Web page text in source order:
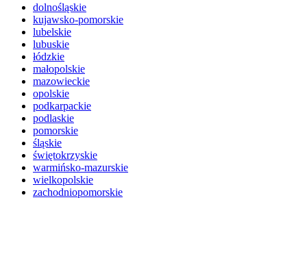
dolnośląskie
kujawsko-pomorskie
lubelskie
lubuskie
łódzkie
małopolskie
mazowieckie
opolskie
podkarpackie
podlaskie
pomorskie
śląskie
świętokrzyskie
warmińsko-mazurskie
wielkopolskie
zachodniopomorskie